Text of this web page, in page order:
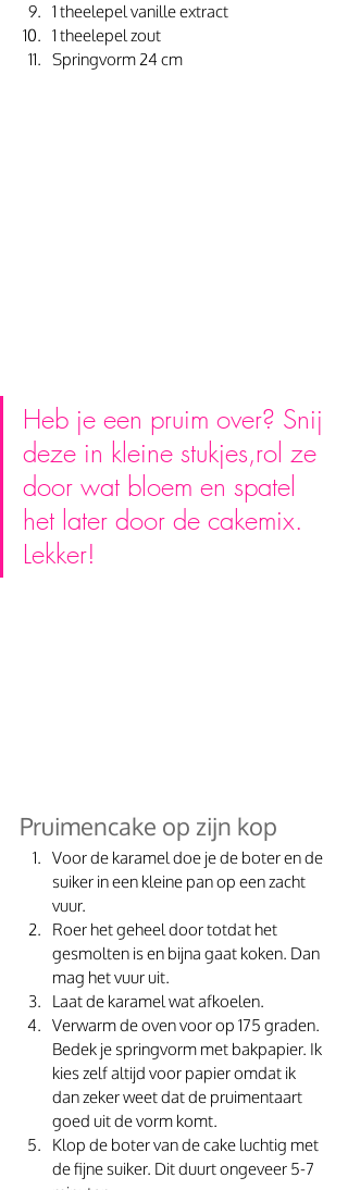
1 theelepel vanille extract
1 theelepel zout
Springvorm 24 cm
Heb je een pruim over? Snij
deze in kleine stukjes,rol ze
door wat bloem en spatel
het later door de cakemix.
Lekker!
Pruimencake op zijn kop
Voor de karamel doe je de boter en de
suiker in een kleine pan op een zacht
vuur.
Roer het geheel door totdat het
gesmolten is en bijna gaat koken. Dan
mag het vuur uit.
Laat de karamel wat afkoelen.
Verwarm de oven voor op 175 graden.
Bedek je springvorm met bakpapier. Ik
kies zelf altijd voor papier omdat ik
dan zeker weet dat de pruimentaart
goed uit de vorm komt.
Klop de boter van de cake luchtig met
de fijne suiker. Dit duurt ongeveer 5-7